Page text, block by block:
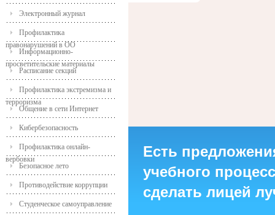
Электронный журнал
Профилактика
правонарушений в ОО
Информационно-
просветительские материалы
Расписание секций
Профилактика экстремизма и
терроризма
Общение в сети Интернет
Кибербезопасность
Профилактика онлайн-
вербовки
Безопасное лето
Противодействие коррупции
Студенческое самоуправление
Есть
учебного
сделать лицей